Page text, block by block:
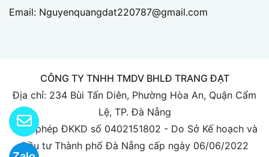
Email: Nguyenquangdat220787@gmail.com
CÔNG TY TNHH TMDV BHLĐ TRANG ĐẠT
Địa chỉ: 234 Bùi Tấn Diên, Phường Hòa An, Quận Cẩm
Lệ, TP. Đà Nẵng
Giấy phép ĐKKD số 0402151802 - Do Sở Kế hoạch và
Đầu tư Thành phố Đà Nẵng cấp ngày 06/06/2022